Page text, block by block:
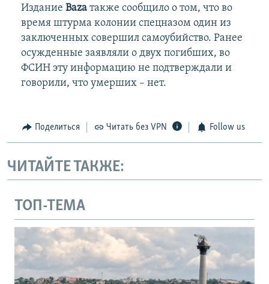
Издание Bazaтакже сообщило о том, что во
время штурма колонии спецназом один из
заключенных совершил самоубийство. Ранее
осужденные заявляли о двух погибших, во
ФСИН эту информацию не подтверждали и
говорили, что умерших – нет.
Поделиться Читать без VPN Follow us
ЧИТАЙТЕ ТАКЖЕ:
ТОП-ТЕМА